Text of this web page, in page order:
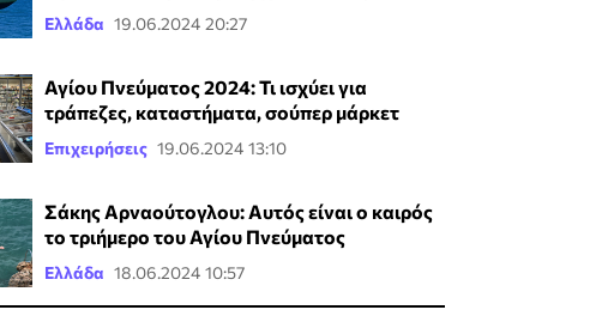
Ελλάδα 19.06.2024 20:27
Αγίου Πνεύματος 2024: Τι ισχύει για
τράπεζες, καταστήματα, σούπερ μάρκετ
Επιχειρήσεις 19.06.2024 13:10
Σάκης Αρναούτογλου: Αυτός είναι ο καιρός
το τριήμερο του Αγίου Πνεύματος
Ελλάδα 18.06.2024 10:57